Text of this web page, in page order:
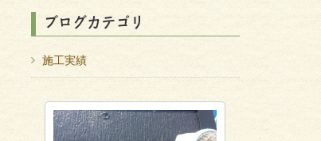
ブログカテゴリ
施工実績